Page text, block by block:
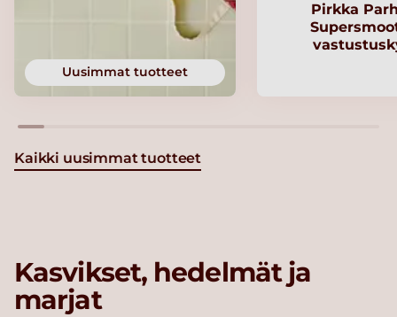
Uusimmat tuotteet
Pirkka
Kaikki uusimmat tuotteet
Kasvikset, hedelmät ja
marjat